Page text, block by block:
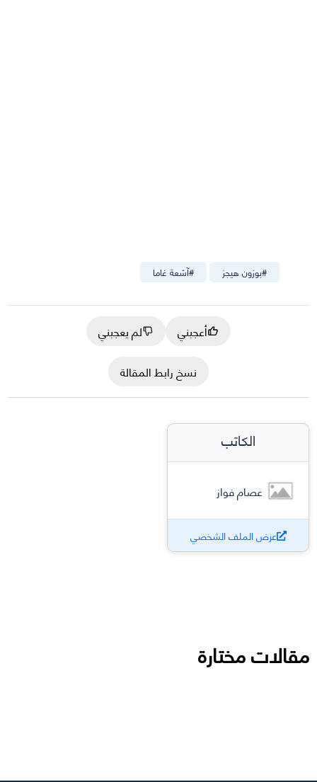
#آشعة غاما #بوزون هيجز
أعجبني
لم يعجبني
نسخ رابط المقالة
الكاتب
عصام فواز
عرض الملف الشخصي
مقالات مختارة